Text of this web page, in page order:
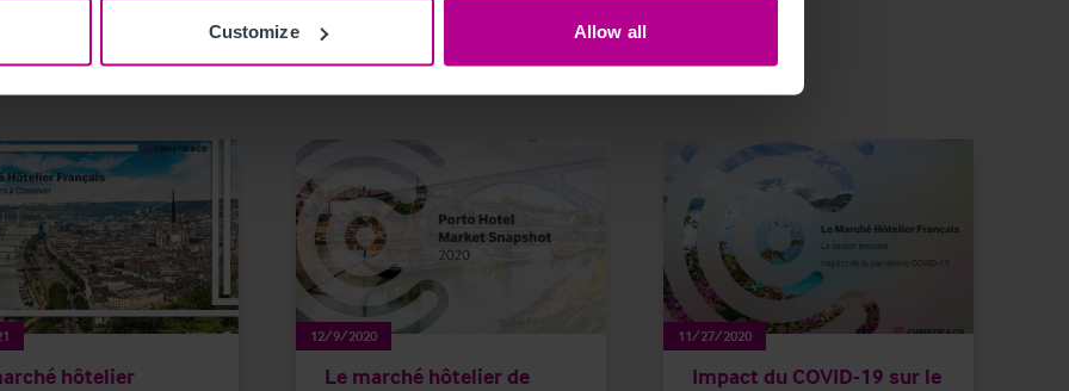
Customize Allow all
news and insights
hôtelier
12/9/2020
Le marché hôtelier de
11/27/2020
Impact du COVID-19 sur le